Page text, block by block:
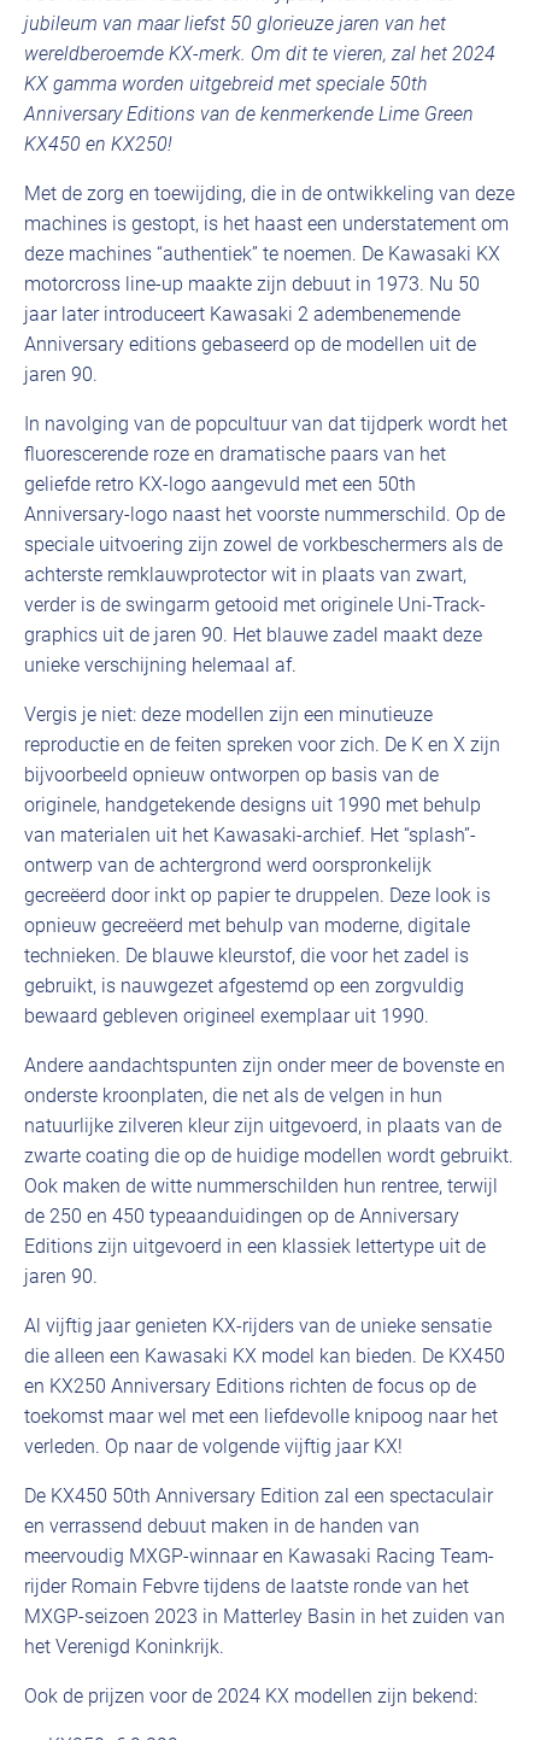
jubileum van maar liefst 50 glorieuze jaren van het
wereldberoemde KX-merk. Om dit te vieren, zal het 2024
KX gamma worden uitgebreid met speciale 50th
Anniversary Editions van de kenmerkende Lime Green
KX450 en KX250!
Met de zorg en toewijding, die in de ontwikkeling van deze
machines is gestopt, is het haast een understatement om
deze machines “authentiek” te noemen. De Kawasaki KX
motorcross line-up maakte zijn debuut in 1973. Nu 50
jaar later introduceert Kawasaki 2 adembenemende
Anniversary editions gebaseerd op de modellen uit de
jaren 90.
In navolging van de popcultuur van dat tijdperk wordt het
fluorescerende roze en dramatische paars van het
geliefde retro KX-logo aangevuld met een 50th
Anniversary-logo naast het voorste nummerschild. Op de
speciale uitvoering zijn zowel de vorkbeschermers als de
achterste remklauwprotector wit in plaats van zwart,
verder is de swingarm getooid met originele Uni-Track-
graphics uit de jaren 90. Het blauwe zadel maakt deze
unieke verschijning helemaal af.
Vergis je niet: deze modellen zijn een minutieuze
reproductie en de feiten spreken voor zich. De K en X zijn
bijvoorbeeld opnieuw ontworpen op basis van de
originele, handgetekende designs uit 1990 met behulp
van materialen uit het Kawasaki-archief. Het “splash”-
ontwerp van de achtergrond werd oorspronkelijk
gecreëerd door inkt op papier te druppelen. Deze look is
opnieuw gecreëerd met behulp van moderne, digitale
technieken. De blauwe kleurstof, die voor het zadel is
gebruikt, is nauwgezet afgestemd op een zorgvuldig
bewaard gebleven origineel exemplaar uit 1990.
Andere aandachtspunten zijn onder meer de bovenste en
onderste kroonplaten, die net als de velgen in hun
natuurlijke zilveren kleur zijn uitgevoerd, in plaats van de
zwarte coating die op de huidige modellen wordt gebruikt.
Ook maken de witte nummerschilden hun rentree, terwijl
de 250 en 450 typeaanduidingen op de Anniversary
Editions zijn uitgevoerd in een klassiek lettertype uit de
jaren 90.
Al vijftig jaar genieten KX-rijders van de unieke sensatie
die alleen een Kawasaki KX model kan bieden. De KX450
en KX250 Anniversary Editions richten de focus op de
toekomst maar wel met een liefdevolle knipoog naar het
verleden. Op naar de volgende vijftig jaar KX!
De KX450 50th Anniversary Edition zal een spectaculair
en verrassend debuut maken in de handen van
meervoudig MXGP-winnaar en Kawasaki Racing Team-
rijder Romain Febvre tijdens de laatste ronde van het
MXGP-seizoen 2023 in Matterley Basin in het zuiden van
het Verenigd Koninkrijk.
Ook de prijzen voor de 2024 KX modellen zijn bekend: